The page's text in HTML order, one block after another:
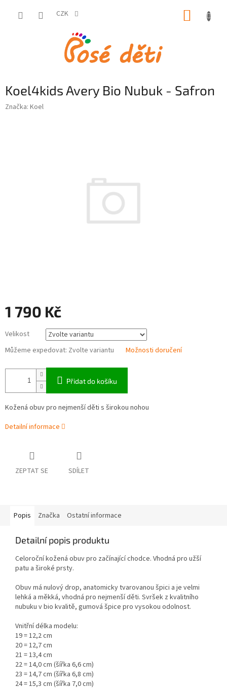
CZK
Koel4kids Avery Bio Nubuk - Safron
Značka: Koel
1 790 Kč
cena:
Velikost
Můžeme expedovat: Zvolte variantu Možnosti doručení
Přidat do košíku
Kožená obuv pro nejmenší děti s širokou nohou
Detailní informace
ZEPTAT SE SDÍLET
Popis Značka Ostatní informace
Detailní popis produktu
Celoroční kožená obuv pro začínající chodce. Vhodná pro užší
patu a široké prsty.
Obuv má nulový drop, anatomicky tvarovanou špici a je velmi
lehká a měkká, vhodná pro nejmenší děti. Svršek z kvalitního
nubuku v bio kvalitě, gumová špice pro vysokou odolnost.
Vnitřní délka modelu:
19 = 12,2 cm
20 = 12,7 cm
21 = 13,4 cm
22 = 14,0 cm (šířka 6,6 cm)
23 = 14,7 cm (šířka 6,8 cm)
24 = 15,3 cm (šířka 7,0 cm)